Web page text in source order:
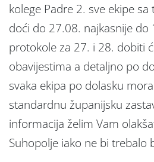
kolege Padre 2. sve ekipe
doći do 27.08. najkasnije do
protokole za 27. i 28. dobiti
obavijestima a detaljno po
svaka ekipa po dolasku
standardnu županijsku
informacija želim Vam
Suhopolje iako ne bi trebalo